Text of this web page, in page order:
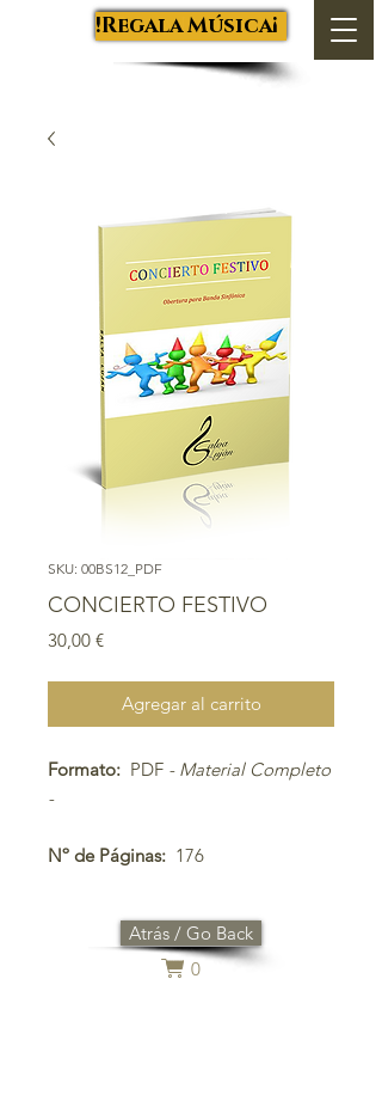
Salva Luján ¡Regala Música!
SKU: 00BS12_PDF
CONCIERTO FESTIVO
30,00 €Precio
Agregar al carrito
Formato: PDF - Material Completo
-
Nº de Páginas: 176
Atrás / Go Back
0